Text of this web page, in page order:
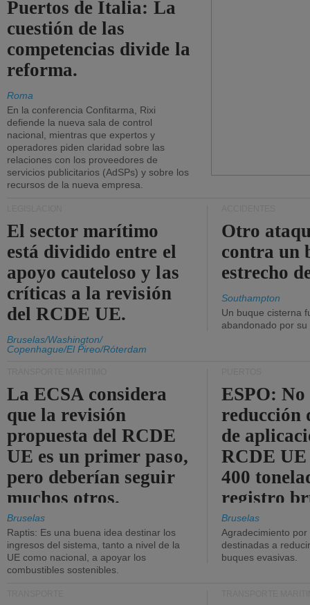
Puertos de Italia: La
cuestión de las
competencias divide la
reforma.
Roma
En la conferencia Confitarma, Rixi
defiende la nueva sala de control
nacional, mientras que expertos y
operadores piden claridad sobre las
relaciones con los proveedores de
servicios publicitarios (AdSPs) y sobre los
recursos de la nueva empresa.
El sector marítimo
está dividido entre el
apoyo cauteloso y las
críticas a la revisión
del RCDE UE.
Bruselas/Washington/
Copenhague/El Pireo/Róterdam
Otro
contra un
estrecho
Southampton
Un buque cisterna
abandonado por su
La ECSA considera
que la revisión
propuesta del RCDE
UE es un primer paso,
pero deberían seguir
muchos otros.
Bruselas
Raptis: Es una buena idea destinar los
ingresos del sistema, tanto a nivel de la
UE como nacional, a apoyar los
combustibles sostenibles.
ESPO: No
reducción
de
RCDE UE
400
registro
Bruselas
Agradecimiento
destinadas a
buques evasivas.